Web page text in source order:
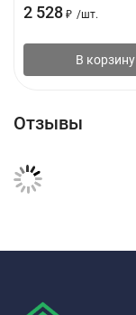
2 528 ₽ /шт.
В корзину
Отзывы